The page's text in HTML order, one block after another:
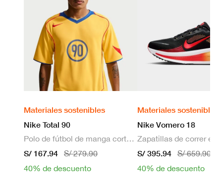
Materiales sostenibles
Nike Total 90
Polo de fútbol de manga corta Dri-FIT para hombre
S/ 167.94
S/ 279.90
40% de descuento
Materiales sostenibles
Nike Vomero 18
S/ 395.94
S/ 659.90
40% de descuento